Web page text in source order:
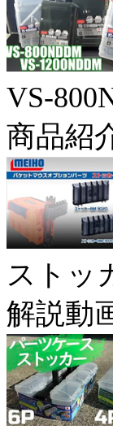
VS-
商品紹
ストッ
解説動